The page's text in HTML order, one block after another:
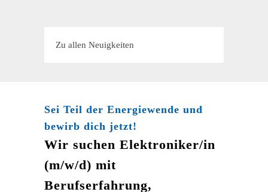
Zu allen Neuigkeiten
Sei Teil der Energiewende und
bewirb dich jetzt!
Wir suchen Elektroniker/in
(m/w/d) mit
Berufserfahrung,